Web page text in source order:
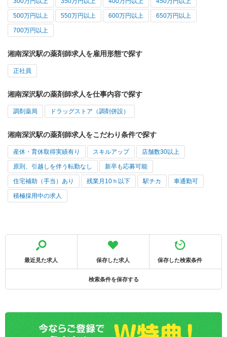
500万円以上 550万円以上 600万円以上 650万円以上
700万円以上
湘南深沢駅の薬剤師求人を雇用形態で探す
正社員
湘南深沢駅の薬剤師求人を仕事内容で探す
調剤薬局 ドラッグストア（調剤併設）
湘南深沢駅の薬剤師求人をこだわり条件で探す
産休・育休取得実績有り スキルアップ 店舗数30以上
原則、引越しを伴う転勤なし 新卒も応募可能
住宅補助（手当）あり 残業月10ｈ以下 駅チカ 車通勤可
積極採用中の求人
最近見た求人 保存した求人 保存した検索条件
検索条件を保存する